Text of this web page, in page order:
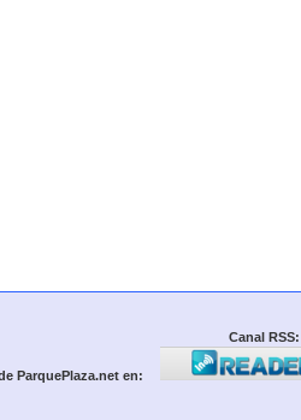
Canal RSS:
ParquePlaza.net en: